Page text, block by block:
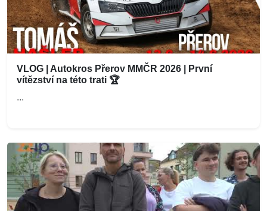
VLOG | Autokros Přerov MMČR 2026 | První
vítězství na této trati 🏆
...